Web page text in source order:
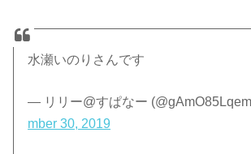
水瀬いのりさんです
— リリー@すぱなー
mber 30, 2019